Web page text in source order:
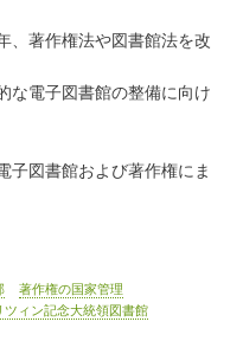
、著作権法や図書館法を改
な電子図書館の整備に向け
図書館および著作権にま
著作権の国家管理
ツィン記念大統領図書館